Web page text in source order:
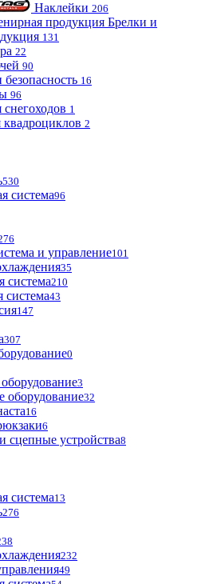
Наклейки 206
Брелки и
131
22
90
16
96
1
квадроциклов 2
530
система96
и управление101
35
система210
система43
147
307
0
3
оборудование32
16
6
сцепные устройства8
система13
276
232
49